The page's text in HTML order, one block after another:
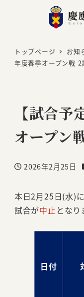
トップページ お知
年度春季オープン戦 2
【試合
オープン
投稿日
2026年2月25日
本日2月25日(水)
試合が中止 となり
日付